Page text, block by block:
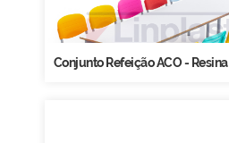
Conjunto Refeição ACO - Resina